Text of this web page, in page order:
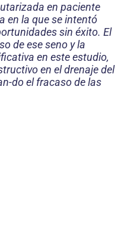
en paciente
en la que se intentó
sin éxito. El
de ese seno y la
en este estudio,
en el drenaje del
do el fracaso de las